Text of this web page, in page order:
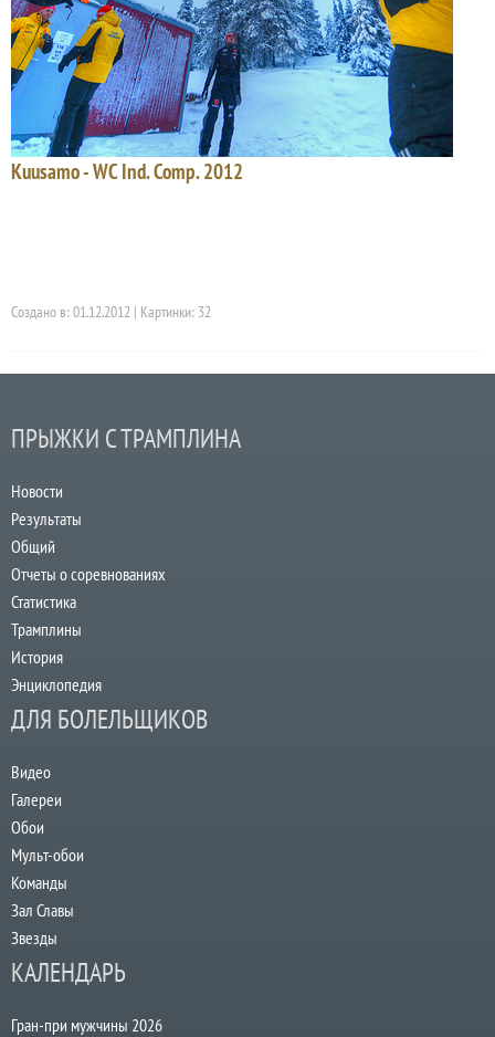
Kuusamo - WC Ind. Comp. 2012
Создано в: 01.12.2012 | Картинки: 32
ПРЫЖКИ С ТРАМПЛИНА
Новости
Результаты
Общий
Отчеты о соревнованиях
Статистика
Трамплины
История
Энциклопедия
ДЛЯ БОЛЕЛЬЩИКОВ
Видео
Галереи
Обои
Мульт-обои
Команды
Зал Славы
Звезды
КАЛЕНДАРЬ
Гран-при мужчины 2026